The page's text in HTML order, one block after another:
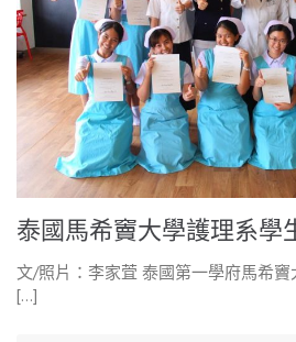
泰國馬希竇大學護理系學
文/照片：李家萓 泰國第一學府馬希
[…]